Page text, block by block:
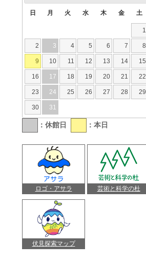
日 月 火 水 木 金 土
1
2 3 4 5 6 7 8
9 10 11 12 13 14 15
16 17 18 19 20 21 22
23 24 25 26 27 28 29
30 31
：休館日 ：本日
ロゴ・アサラ 芸術と科学の杜
伏見探索マップ